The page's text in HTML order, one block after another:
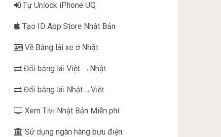
Tự Unlock iPhone UQ
Tạo ID App Store Nhật Bản
Về Bằng lái xe ở Nhật
Đổi bằng lái Việt →Nhật
Đổi bằng lái Nhật→Việt
Xem Tivi Nhật Bản Miễn phí
Sử dụng ngân hàng bưu điện